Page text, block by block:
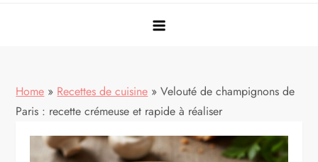
Home » Recettes de cuisine » Velouté de champignons de
Paris : recette crémeuse et rapide à réaliser